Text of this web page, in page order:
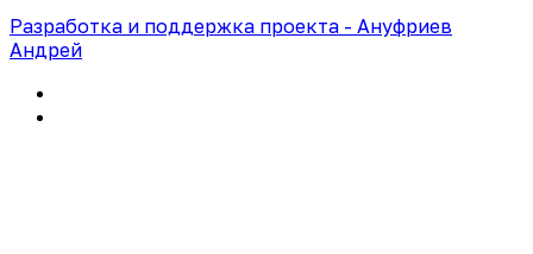
Разработка и поддержка проекта - Ануфриев
Андрей